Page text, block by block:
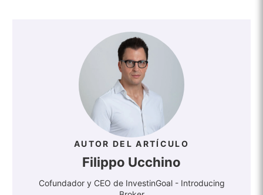
AUTOR DEL ARTÍCULO
Filippo Ucchino
Cofundador y CEO de InvestinGoal - Introducing